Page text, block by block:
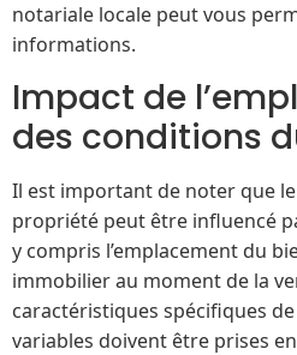
notariale locale peut vous
informations.
Impact de
des conditions
Il est important de noter que
propriété peut être influencé
y compris l’emplacement du
immobilier au moment de la
caractéristiques spécifiques
variables doivent être prises